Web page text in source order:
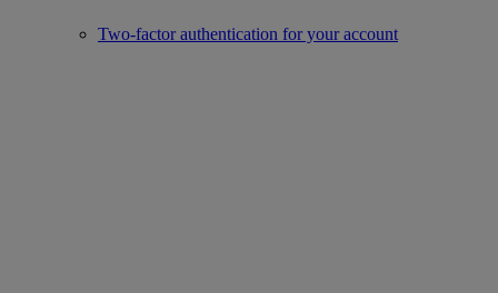
Two-factor authentication for your account